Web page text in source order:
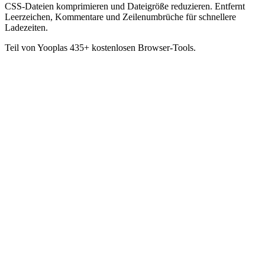
CSS-Dateien komprimieren und Dateigröße reduzieren. Entfernt
Leerzeichen, Kommentare und Zeilenumbrüche für schnellere
Ladezeiten.
Teil von Yooplas 435+ kostenlosen Browser-Tools.